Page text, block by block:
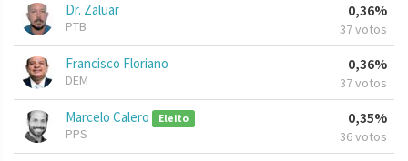
Dr. Zaluar
PTB
0,36%
37 votos
Francisco Floriano
DEM
0,36%
37 votos
Marcelo Calero Eleito
PPS
0,35%
36 votos